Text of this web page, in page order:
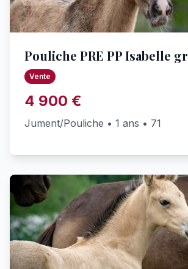
Pouliche PRE PP Isabelle
Vente
4 900 €
Jument/Pouliche • 1 ans • 71